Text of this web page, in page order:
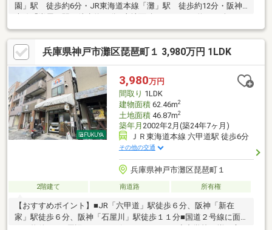
園」駅 徒歩約6分・JR東海道本線「灘」駅 徒歩約12分・阪神
本線「岩屋」駅 徒歩約18分■土地面積：52.72㎡（約15.94坪）■
建物面積 1階：29.42㎡ 2階：29.81㎡ 地下1階（掘り込み車
庫）：6.75㎡■昭和51年7月築 3DKの間取りとなっております。■
各居室6帖以上あり、ゆとりを持った広さがございます。■車1台
駐車可（サイズ要現地確認）■前面道路は神戸市の公道となって
おり、幅員は約6.1mございます。■建替用地としても、是非ご検
討下さいませ
兵庫県神戸市灘区琵琶町１ 3,980万円 1LDK
3,980万円
間取り 1LDK
建物面積62.46m2
土地面積46.87m2
築年月 2002年2月(築24年7ヶ月)
ＪＲ東海道本線 六甲道駅 徒歩6分
その他の交通
兵庫県神戸市灘区琵琶町１
2階建て 南道路 所有権
【おすすめポイント】■JR「六甲道」駅徒歩６分、阪神「新在
家」駅徒歩６分、阪神「石屋川」駅徒歩１１分■国道２号線に面